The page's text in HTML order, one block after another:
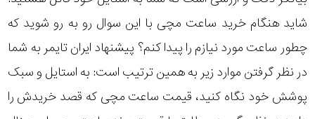
شاید هنگام خرید ساعت مچی با این سوال رو به رو شوید که
چطور ساعت مورد نیازم را پیدا کنم؟ پیشنهاد ایران تایمر به شما
در نظر گرفتن موارد زیر به همین ترتیب است: به استایل و سبک
پوشش خود نگاه کنید، قیمت ساعت مچی که قصد خریدش را